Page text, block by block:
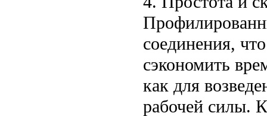
соединения,
сэкономить
как для
рабочей силы.